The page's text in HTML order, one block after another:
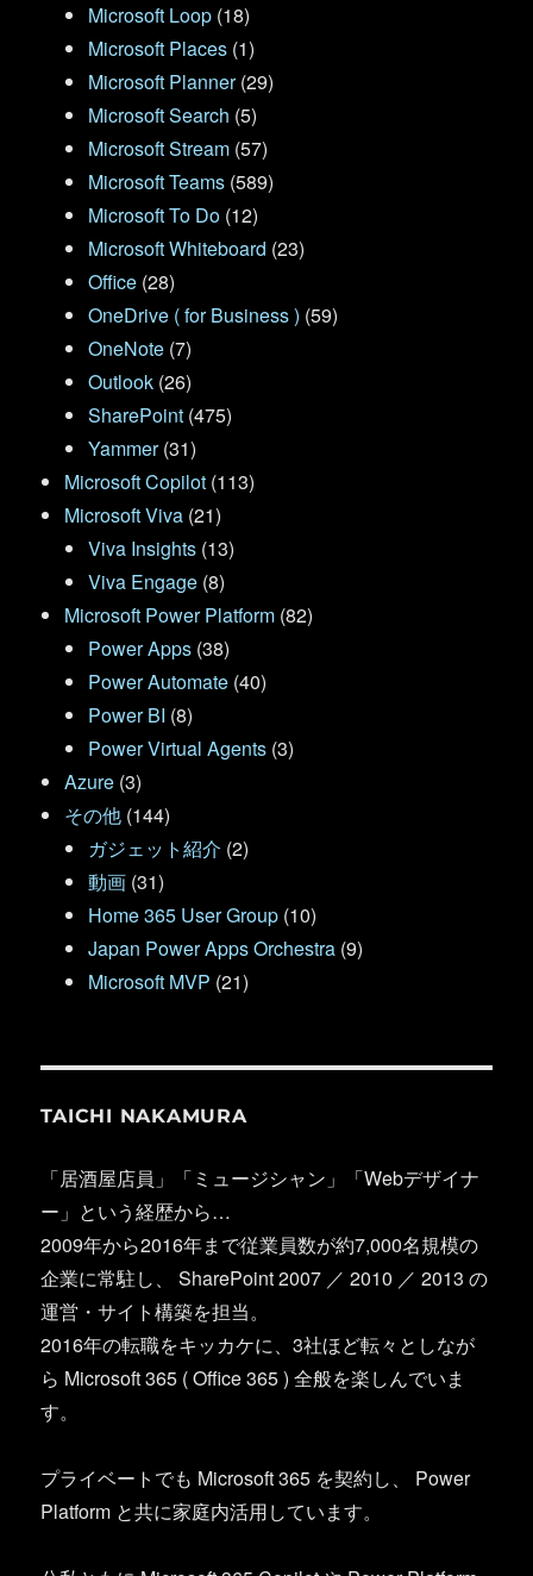
Microsoft Loop (18)
Microsoft Places (1)
Microsoft Planner(29)
Microsoft Search (5)
Microsoft Stream (57)
Microsoft Teams (589)
Microsoft To Do (12)
Microsoft Whiteboard (23)
Office (28)
OneDrive ( for Business ) (59)
OneNote (7)
Outlook (26)
SharePoint (475)
Yammer(31)
Microsoft Copilot (113)
Microsoft Viva (21)
Viva Insights (13)
Viva Engage (8)
Microsoft Power Platform (82)
Power Apps (38)
Power Automate (40)
Power BI (8)
Power Virtual Agents (3)
Azure (3)
その他 (144)
ガジェット紹介 (2)
動画 (31)
Home 365 User Group (10)
Japan Power Apps Orchestra (9)
Microsoft MVP (21)
TAICHI NAKAMURA
「居酒屋店員」「ミュージシャン」「Webデザイナ
ー」という経歴から…
2009年から2016年まで従業員数が約7,000名規模の
企業に常駐し、 SharePoint 2007 ／ 2010 ／ 2013 の
運営・サイト構築を担当。
2016年の転職をキッカケに、3社ほど転々としなが
ら Microsoft 365 ( Office 365 ) 全般を楽しんでいま
す。
プライベートでも Microsoft 365 を契約し、 Power
Platform と共に家庭内活用しています。